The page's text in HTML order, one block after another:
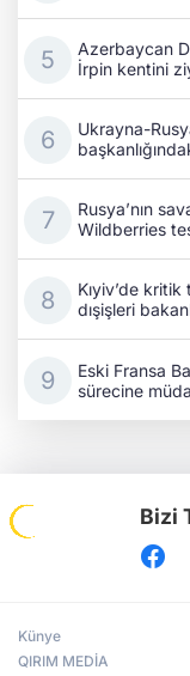
Azerbaycan
İrpin kentini
Ukrayna-
Rusya’nın
Wildberries
Kıyiv’de
dışişleri
Eski Fransa
sürecine
Bizi
Künye
QIRIM MEDİA